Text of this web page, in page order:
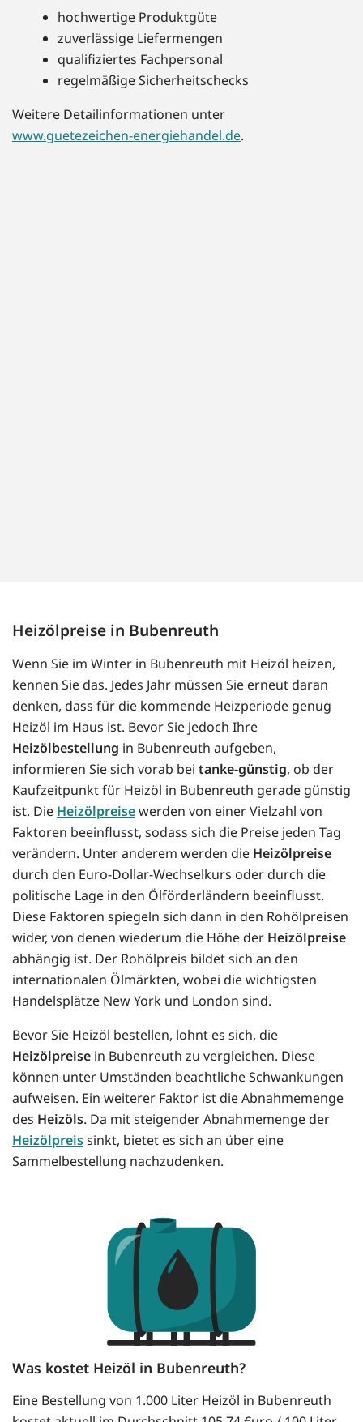
hochwertige Produktgüte
zuverlässige Liefermengen
qualifiziertes Fachpersonal
regelmäßige Sicherheitschecks
Weitere Detailinformationen unter
www.guetezeichen-energiehandel.de.
Heizölpreise in Bubenreuth
Wenn Sie im Winter in Bubenreuth mit Heizöl heizen,
kennen Sie das. Jedes Jahr müssen Sie erneut daran
denken, dass für die kommende Heizperiode genug
Heizöl im Haus ist. Bevor Sie jedoch Ihre
Heizölbestellung in Bubenreuth aufgeben,
informieren Sie sich vorab bei tanke-günstig, ob der
Kaufzeitpunkt für Heizöl in Bubenreuth gerade günstig
ist. Die Heizölpreisewerden von einer Vielzahl von
Faktoren beeinflusst, sodass sich die Preise jeden Tag
verändern. Unter anderem werden die Heizölpreise
durch den Euro-Dollar-Wechselkurs oder durch die
politische Lage in den Ölförderländern beeinflusst.
Diese Faktoren spiegeln sich dann in den Rohölpreisen
wider, von denen wiederum die Höhe der Heizölpreise
abhängig ist. Der Rohölpreis bildet sich an den
internationalen Ölmärkten, wobei die wichtigsten
Handelsplätze New York und London sind.
Bevor Sie Heizöl bestellen, lohnt es sich, die
Heizölpreise in Bubenreuth zu vergleichen. Diese
können unter Umständen beachtliche Schwankungen
aufweisen. Ein weiterer Faktor ist die Abnahmemenge
des Heizöls. Da mit steigender Abnahmemenge der
Heizölpreissinkt, bietet es sich an über eine
Sammelbestellung nachzudenken.
Was kostet Heizöl in Bubenreuth?
Eine Bestellung von 1.000 Liter Heizöl in Bubenreuth